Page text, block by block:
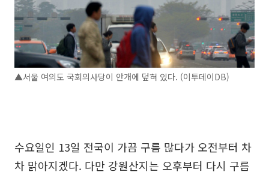
▲서울 여의도 국회의사당이 안개에 덮혀 있다. (이투데이DB)
수요일인 13일 전국이 가끔 구름 많다가 오전부터 차
차 맑아지겠다. 다만 강원산지는 오후부터 다시 구름